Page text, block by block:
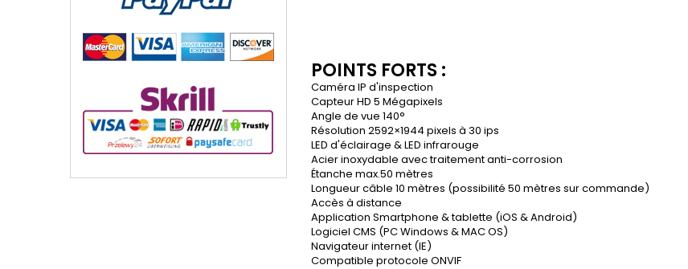
POINTS FORTS :
Caméra IP d'inspection
Capteur HD 5 Mégapixels
Angle de vue 140°
Résolution 2592×1944 pixels à 30 ips
LED d'éclairage & LED infrarouge
Acier inoxydable avec traitement anti-corrosion
Étanche max.50 mètres
Longueur câble 10 mètres (possibilité 50 mètres sur commande)
Accès à distance
Application Smartphone & tablette (iOS & Android)
Logiciel CMS (PC Windows & MAC OS)
Navigateur internet (IE)
Compatible protocole ONVIF